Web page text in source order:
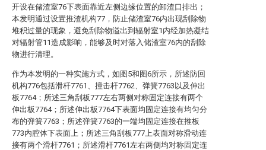
开设在储渣室76下表面靠近左侧边缘位置的卸渣口排出；
本发明通过设置推渣机构77，防止储渣室76内出现刮除物
堆积过量的现象，避免刮除物溢出到辐射室1内经加热凝结
对辐射管11造成影响，能够及时对落入储渣室76内的刮除
物进行清理。
作为本发明的一种实施方式，如图5和图6所示，所述防回
机构776包括滑杆7761、撞击杆7762、弹簧7763以及伸出
板7764；所述三角刮板777左右两侧对称固定连接有两个
伸出板7764；所述伸出板7764下表面均固定连接有均匀分
布的弹簧7763；所述弹簧7763的一端均固定连接在推板
773内腔体下表面上；所述三角刮板777上表面对称滑动连
接有两个滑杆7761；所述滑杆7761左右两侧均对称固定连